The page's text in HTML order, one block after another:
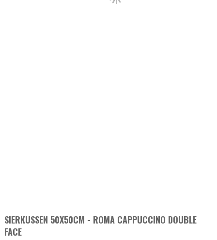
SIERKUSSEN 50X50CM - ROMA CAPPUCCINO DOUBLE
FACE